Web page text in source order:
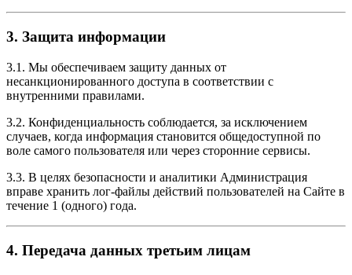
3. Защита информации
3.1. Мы обеспечиваем защиту данных от
несанкционированного доступа в соответствии с
внутренними правилами.
3.2. Конфиденциальность соблюдается, за исключением
случаев, когда информация становится общедоступной по
воле самого пользователя или через сторонние сервисы.
3.3. В целях безопасности и аналитики Администрация
вправе хранить лог-файлы действий пользователей на Сайте в
течение 1 (одного) года.
4. Передача данных третьим лицам